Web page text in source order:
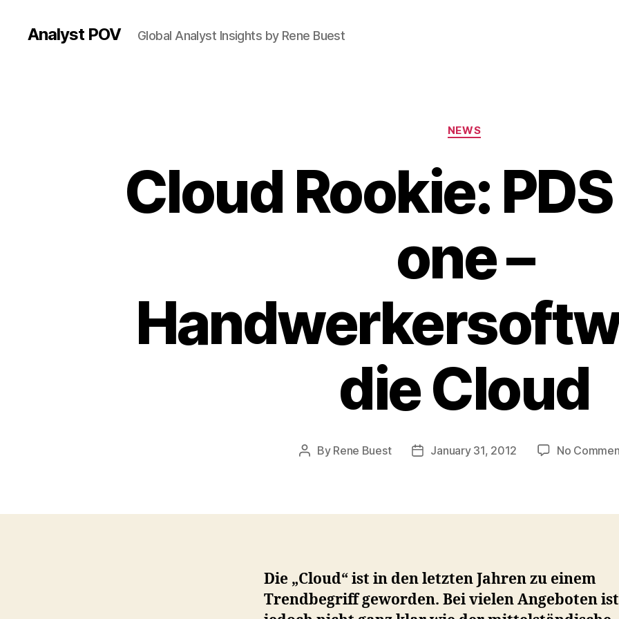
Analyst POV Global Analyst Insights by Rene Buest
Categories
NEWS
Cloud Rookie:
one –
die Cloud
Post
By Rene Buest
PostJanuary 31, 2012 No
Die „Cloud“ ist in den letzten Jahren zu einem
Trendbegriff geworden. Bei vielen Angeboten ist